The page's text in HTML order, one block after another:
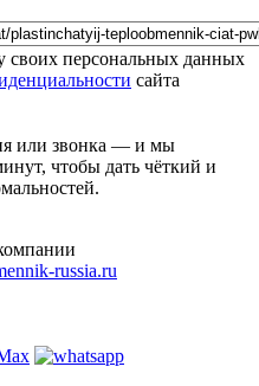
своих персональных данных
сайта
или звонка — и мы
чтобы дать чёткий и
russia.ru